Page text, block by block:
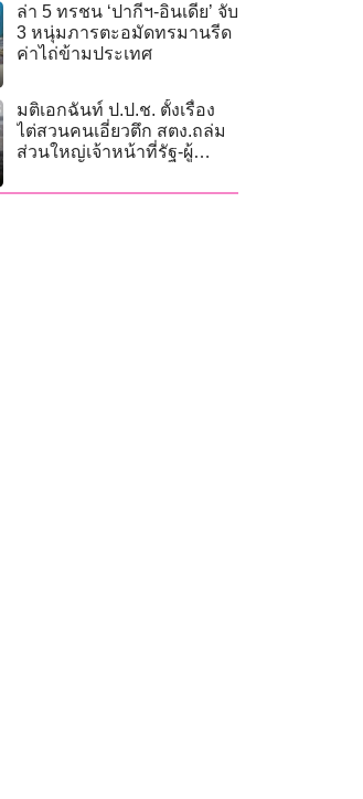
ล่า 5 ทรชน ‘ปากีฯ-อินเดีย’ จับ
3 หนุ่มภารตะอมัดทรมานรีด
ค่าไถ่ข้ามประเทศ
มติเอกฉันท์ ป.ป.ช. ตั้งเรื่อง
ไต่สวนคนเอี่ยวตึก สตง.ถล่ม
ส่วนใหญ่เจ้าหน้าที่รัฐ-ผู้